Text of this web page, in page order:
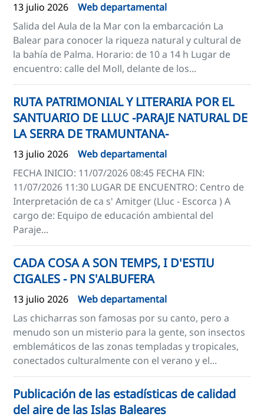
13 julio 2026
Web departamental
Salida del Aula de la Mar con la embarcación La
Balear para conocer la riqueza natural y cultural de
la bahía de Palma. Horario: de 10 a 14 h Lugar de
encuentro: calle del Moll, delante de los...
RUTA PATRIMONIAL Y LITERARIA POR EL
SANTUARIO DE LLUC -PARAJE NATURAL DE
LA SERRA DE TRAMUNTANA-
13 julio 2026
Web departamental
FECHA INICIO: 11/07/2026 08:45 FECHA FIN:
11/07/2026 11:30 LUGAR DE ENCUENTRO: Centro de
Interpretación de ca s' Amitger (Lluc - Escorca ) A
cargo de: Equipo de educación ambiental del
Paraje...
CADA COSA A SON TEMPS, I D'ESTIU
CIGALES - PN S'ALBUFERA
13 julio 2026
Web departamental
Las chicharras son famosas por su canto, pero a
menudo son un misterio para la gente, son insectos
emblemáticos de las zonas templadas y tropicales,
conectados culturalmente con el verano y el...
Publicación de las estadísticas de calidad
del aire de las Islas Baleares